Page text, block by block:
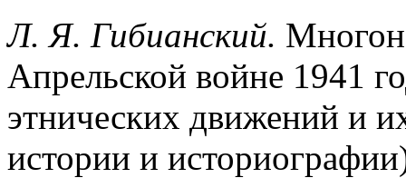
Л. Я. Гибианский.
Апрельской войне 1941
этнических движений и
истории и